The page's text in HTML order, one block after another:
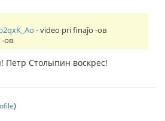
- video pri finaĵo -ов
-ов
Петр Столыпин воскрес!
)